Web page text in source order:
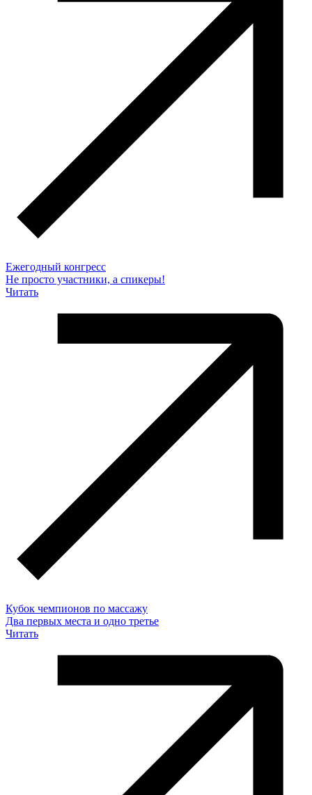
Ежегодный конгресс
Не просто участники, а спикеры!
Читать
Кубок чемпионов по массажу
Два первых места и одно третье
Читать